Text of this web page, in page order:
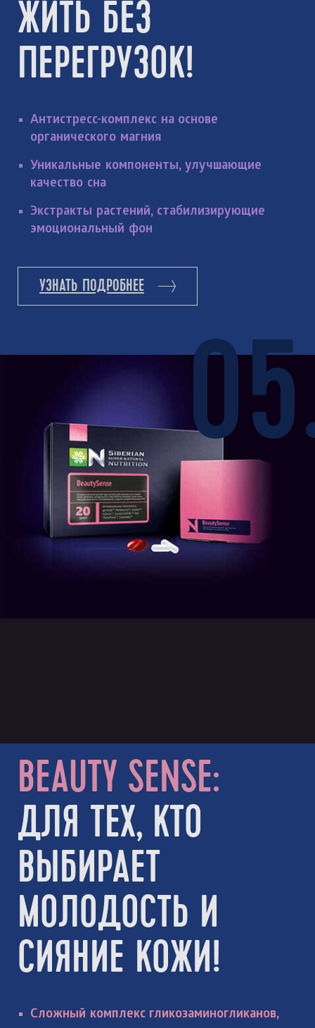
ЖИТЬ БЕЗ
ПЕРЕГРУЗОК!
Антистресс-комплекс на основе
органического магния
Уникальные компоненты, улучшающие
качество сна
Экстракты растений, стабилизирующие
эмоциональный фон
УЗНАТЬ ПОДРОБНЕЕ
BEAUTY SENSE:
ДЛЯ ТЕХ, КТО
ВЫБИРАЕТ
МОЛОДОСТЬ И
СИЯНИЕ КОЖИ!
Сложный комплекс гликозаминогликанов,